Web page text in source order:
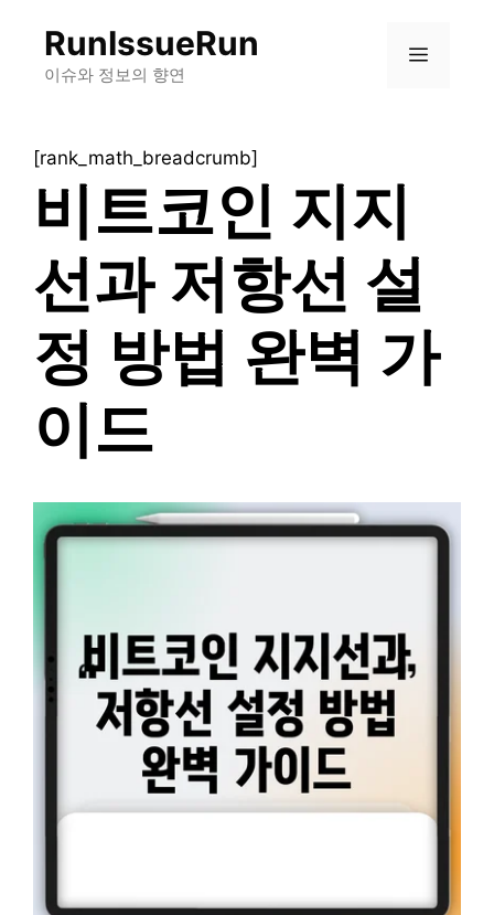
RunIssueRun
이슈와 정보의 향연
메
[rank_math_breadcrumb]
비트코인 지지
선과 저항선 설
정 방법 완벽 가
이드